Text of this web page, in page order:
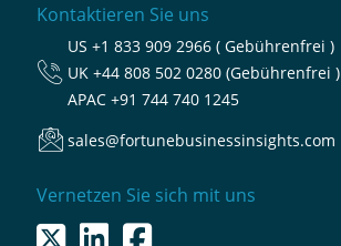
Kontaktieren Sie uns
US +1 833 909 2966 ( Gebührenfrei )
UK +44 808 502 0280 (Gebührenfrei )
APAC +91 744 740 1245
sales@fortunebusinessinsights.com
Vernetzen Sie sich mit uns